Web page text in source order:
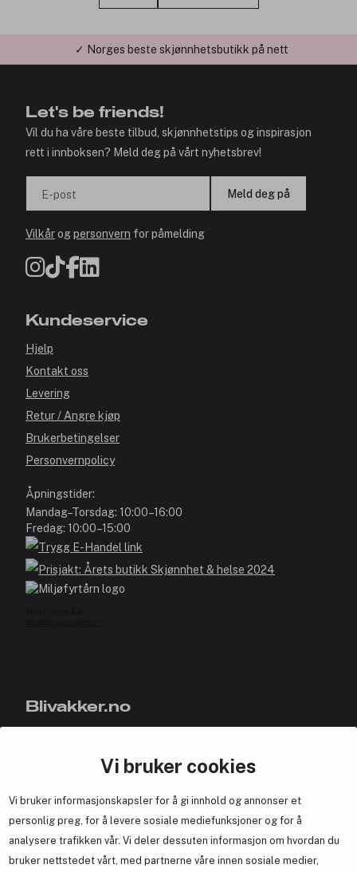
Vi bruker cookies
Vi bruker informasjonskapsler for å gi innhold og annonser et
personlig preg, for å levere sosiale mediefunksjoner og for å
analysere trafikken vår. Vi deler dessuten informasjon om hvordan du
bruker nettstedet vårt, med partnerne våre innen sosiale medier,
✓ Årets Nettbutikk 2026 og 2025
Let's be friends!
Vil du ha våre beste tilbud, skjønnhetstips og inspirasjon
rett i innboksen? Meld deg på vårt nyhetsbrev!
E-post Meld deg på
Vilkårogpersonvern for påmelding
Kundeservice
Hjelp
Kontakt oss
Levering
Retur / Angre kjøp
Brukerbetingelser
Personvernpolicy
Åpningstider:
Mandag–Torsdag: 10:00–16:00
Fredag: 10:00–15:00
Blivakker.no
Bli medlem helt gratis - få poeng og eksklusive rabattkoder.
Samarbeid med oss